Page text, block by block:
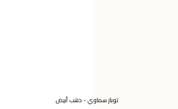
توباز سماوي - ذهب أبيض